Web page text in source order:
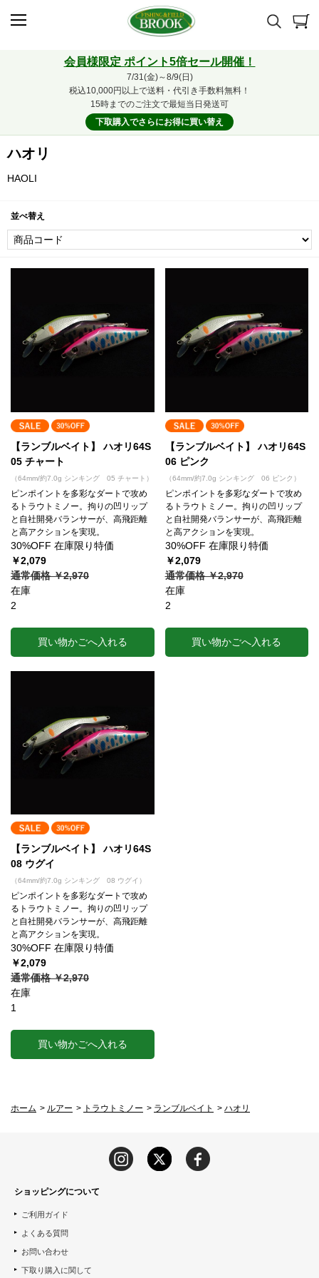
会員様限定 ポイント5倍セール開催！
7/31(金)～8/9(日)
税込10,000円以上で送料・代引き手数料無料！
15時までのご注文で最短当日発送可
下取購入でさらにお得に買い替え
ハオリ
HAOLI
並べ替え
【ランブルベイト】 ハオリ64S
05 チャート
（64mm/約7.0g シンキング 05 チャート）
ピンポイントを多彩なダートで攻め
るトラウトミノー。拘りの凹リップ
と自社開発バランサーが、高飛距離
と高アクションを実現。
30%OFF 在庫限り特価
￥2,079
通常価格 ￥2,970
在庫
2
買い物かごへ入れる
【ランブルベイト】 ハオリ64S
06 ピンク
（64mm/約7.0g シンキング 06 ピンク）
ピンポイントを多彩なダートで攻め
るトラウトミノー。拘りの凹リップ
と自社開発バランサーが、高飛距離
と高アクションを実現。
30%OFF 在庫限り特価
￥2,079
通常価格 ￥2,970
在庫
2
買い物かごへ入れる
【ランブルベイト】 ハオリ64S
08 ウグイ
（64mm/約7.0g シンキング 08 ウグイ）
ピンポイントを多彩なダートで攻め
るトラウトミノー。拘りの凹リップ
と自社開発バランサーが、高飛距離
と高アクションを実現。
30%OFF 在庫限り特価
￥2,079
通常価格 ￥2,970
在庫
1
買い物かごへ入れる
ホーム > ルアー > トラウトミノー > ランブルベイト > ハオリ
ショッピングについて
ご利用ガイド
よくある質問
お問い合わせ
下取り購入に関して